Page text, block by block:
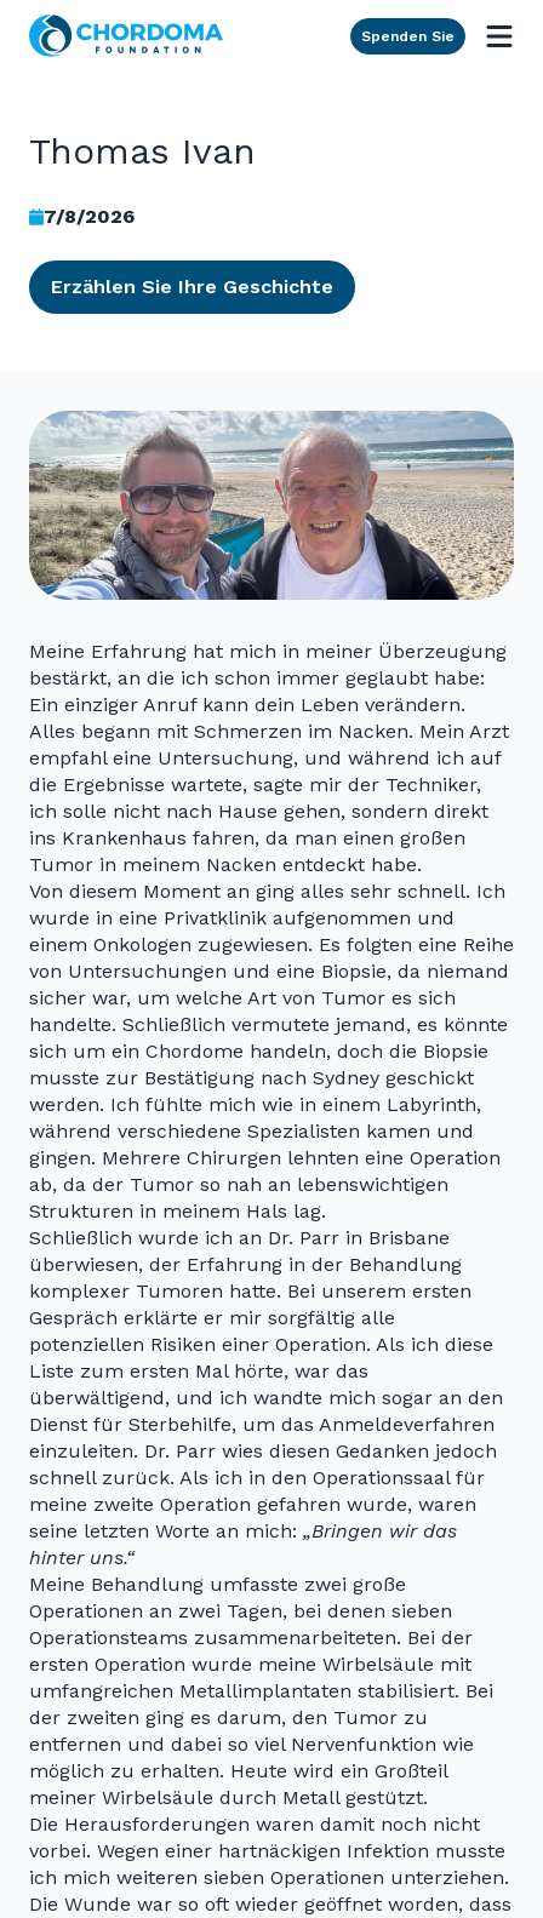
Skip to Main Content
Spenden Sie
Thomas Ivan
7/8/2026
Erzählen Sie Ihre Geschichte
Meine Erfahrung hat mich in meiner Überzeugung
bestärkt, an die ich schon immer geglaubt habe:
Ein einziger Anruf kann dein Leben verändern.
Alles begann mit Schmerzen im Nacken. Mein Arzt
empfahl eine Untersuchung, und während ich auf
die Ergebnisse wartete, sagte mir der Techniker,
ich solle nicht nach Hause gehen, sondern direkt
ins Krankenhaus fahren, da man einen großen
Tumor in meinem Nacken entdeckt habe.
Von diesem Moment an ging alles sehr schnell. Ich
wurde in eine Privatklinik aufgenommen und
einem Onkologen zugewiesen. Es folgten eine Reihe
von Untersuchungen und eine Biopsie, da niemand
sicher war, um welche Art von Tumor es sich
handelte. Schließlich vermutete jemand, es könnte
sich um ein Chordome handeln, doch die Biopsie
musste zur Bestätigung nach Sydney geschickt
werden. Ich fühlte mich wie in einem Labyrinth,
während verschiedene Spezialisten kamen und
gingen. Mehrere Chirurgen lehnten eine Operation
ab, da der Tumor so nah an lebenswichtigen
Strukturen in meinem Hals lag.
Schließlich wurde ich an Dr. Parr in Brisbane
überwiesen, der Erfahrung in der Behandlung
komplexer Tumoren hatte. Bei unserem ersten
Gespräch erklärte er mir sorgfältig alle
potenziellen Risiken einer Operation. Als ich diese
Liste zum ersten Mal hörte, war das
überwältigend, und ich wandte mich sogar an den
Dienst für Sterbehilfe, um das Anmeldeverfahren
einzuleiten. Dr. Parr wies diesen Gedanken jedoch
schnell zurück. Als ich in den Operationssaal für
meine zweite Operation gefahren wurde, waren
seine letzten Worte an mich: „Bringen wir das
hinter uns.“
Meine Behandlung umfasste zwei große
Operationen an zwei Tagen, bei denen sieben
Operationsteams zusammenarbeiteten. Bei der
ersten Operation wurde meine Wirbelsäule mit
umfangreichen Metallimplantaten stabilisiert. Bei
der zweiten ging es darum, den Tumor zu
entfernen und dabei so viel Nervenfunktion wie
möglich zu erhalten. Heute wird ein Großteil
meiner Wirbelsäule durch Metall gestützt.
Die Herausforderungen waren damit noch nicht
vorbei. Wegen einer hartnäckigen Infektion musste
ich mich weiteren sieben Operationen unterziehen.
Die Wunde war so oft wieder geöffnet worden, dass